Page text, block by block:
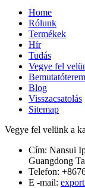
Home
Rólunk
Termékek
Hír
Tudás
Vegye fel
Bemutatóterem
Blog
Visszacsatolás
Sitemap
Vegye fel velünk a
Cím: Nansui
Guangdong
Telefon:
E -mail: